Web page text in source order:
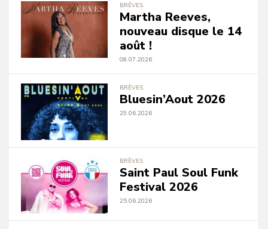
BRÈVES
Martha Reeves,
nouveau disque le 14
août !
08.07.2026
BRÈVES
Bluesin’Aout 2026
29.06.2026
BRÈVES
Saint Paul Soul Funk
Festival 2026
25.06.2026